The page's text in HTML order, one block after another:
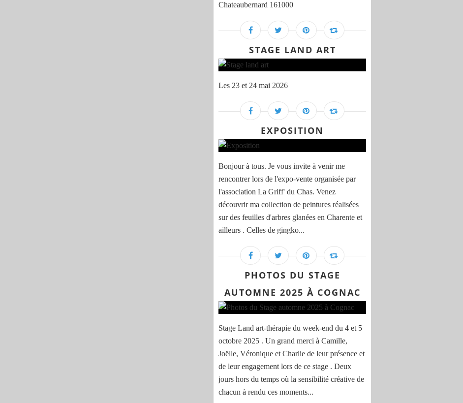
Chateaubernard 161000
STAGE LAND ART
Les 23 et 24 mai 2026
EXPOSITION
Bonjour à tous. Je vous invite à venir me
rencontrer lors de l'expo-vente organisée par
l'association La Griff' du Chas. Venez
découvrir ma collection de peintures réalisées
sur des feuilles d'arbres glanées en Charente et
ailleurs . Celles de gingko...
PHOTOS DU STAGE
AUTOMNE 2025 À COGNAC
Stage Land art-thérapie du week-end du 4 et 5
octobre 2025 . Un grand merci à Camille,
Joëlle, Véronique et Charlie de leur présence et
de leur engagement lors de ce stage . Deux
jours hors du temps où la sensibilité créative de
chacun à rendu ces moments...